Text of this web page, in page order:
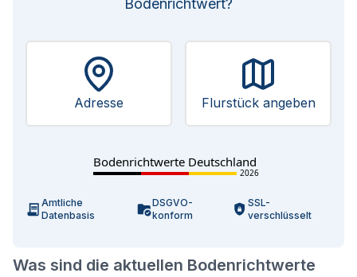
Was sind die aktuellen Bodenrichtwerte
Bodenrichtwert?
Adresse Flurstück angeben
Bodenrichtwerte Deutschland
2026
Amtliche
Datenbasis
DSGVO-
konform
SSL-
verschlüsselt